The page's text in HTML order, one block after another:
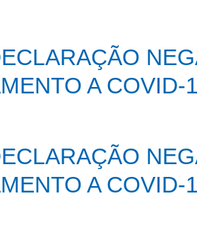
A COVID-
A COVID-